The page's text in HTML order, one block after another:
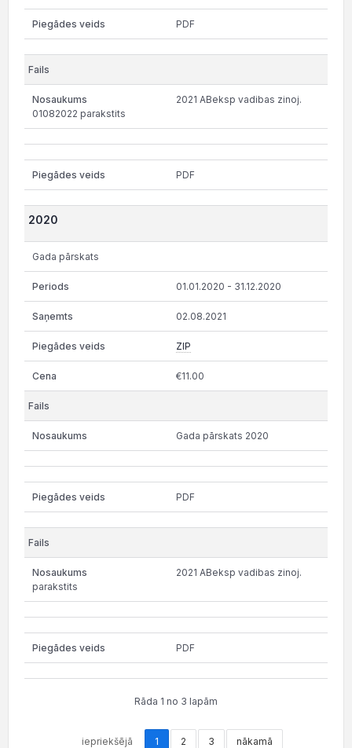
PDF
2021 ABeksp vadibas zinoj.
01082022 parakstits
PDF
2020
Gada pārskats
01.01.2020 - 31.12.2020
02.08.2021
ZIP
€11.00
Gada pārskats 2020
PDF
2021 ABeksp vadibas zinoj.
parakstits
PDF
Rāda 1 no 3 lapām
iepriekšējā 1 2 3 nākamā